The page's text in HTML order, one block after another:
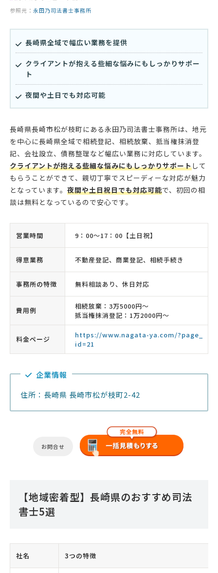
参照元： 永田乃司法書士事務所
長崎県全域で幅広い業務を提供
クライアントが抱える些細な悩みにもしっかりサポー
ト
夜間や土日でも対応可能
長崎県長崎市松が枝町にある永田乃司法書士事務所は、地元
を中心に長崎県全域で相続登記、相続放棄、抵当権抹消登
記、会社設立、債務整理など幅広い業務に対応しています。
クライアントが抱える些細な悩みにもしっかりサポートして
もらうことができて、親切丁寧でスピーディーな対応が魅力
となっています。 夜間や土日祝日でも対応可能で、初回の相
談は無料となっているので安心です。
営業時間 9：00〜17：00【土日祝】
得意業務 不動産登記、商業登記、相続手続き
事務所の特徴 無料相談あり、休日対応
費用例
相続放棄：3万5000円〜
抵当権抹消登記：1万2000円〜
料金ページ
https://www.nagata-ya.com/?page_
id=21
企業情報
住所：長崎県 長崎市松が枝町2-42
お問合せ
【地域密着型】長崎県のおすすめ司法
書士5選
社名 3つの特徴